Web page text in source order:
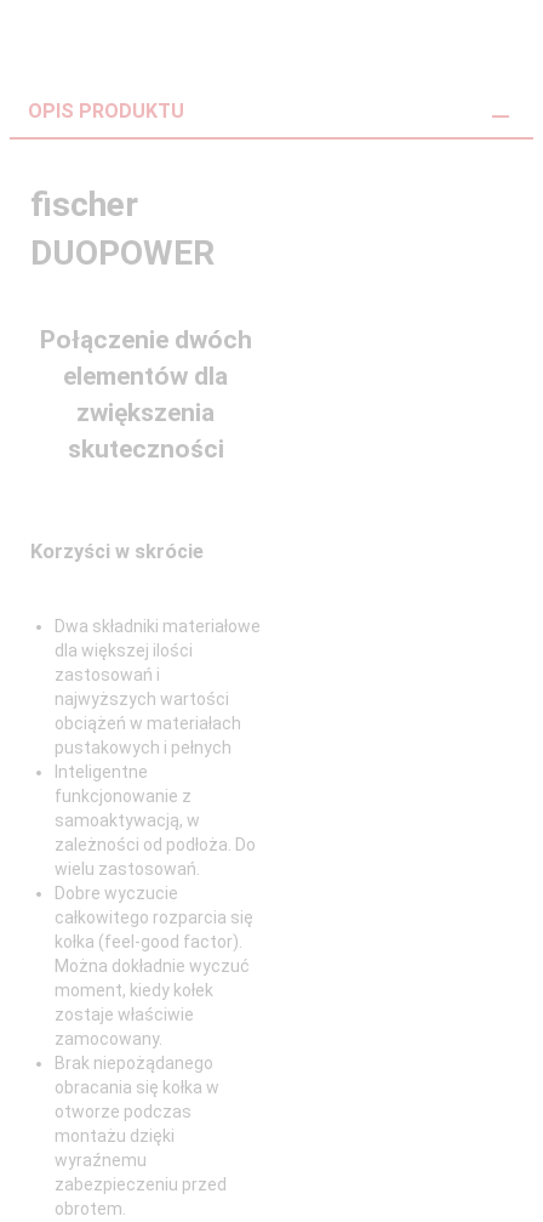
OPIS PRODUKTU
fischer
DUOPOWER
Połączenie dwóch
elementów dla
zwiększenia
skuteczności
Korzyści w skrócie
Dwa składniki materiałowe
dla większej ilości
zastosowań i
najwyższych wartości
obciążeń w materiałach
pustakowych i pełnych
Inteligentne
funkcjonowanie z
samoaktywacją, w
zależności od podłoża. Do
wielu zastosowań.
Dobre wyczucie
całkowitego rozparcia się
kołka (feel-good factor).
Można dokładnie wyczuć
moment, kiedy kołek
zostaje właściwie
zamocowany.
Brak niepożądanego
obracania się kołka w
otworze podczas
montażu dzięki
wyraźnemu
zabezpieczeniu przed
obrotem.